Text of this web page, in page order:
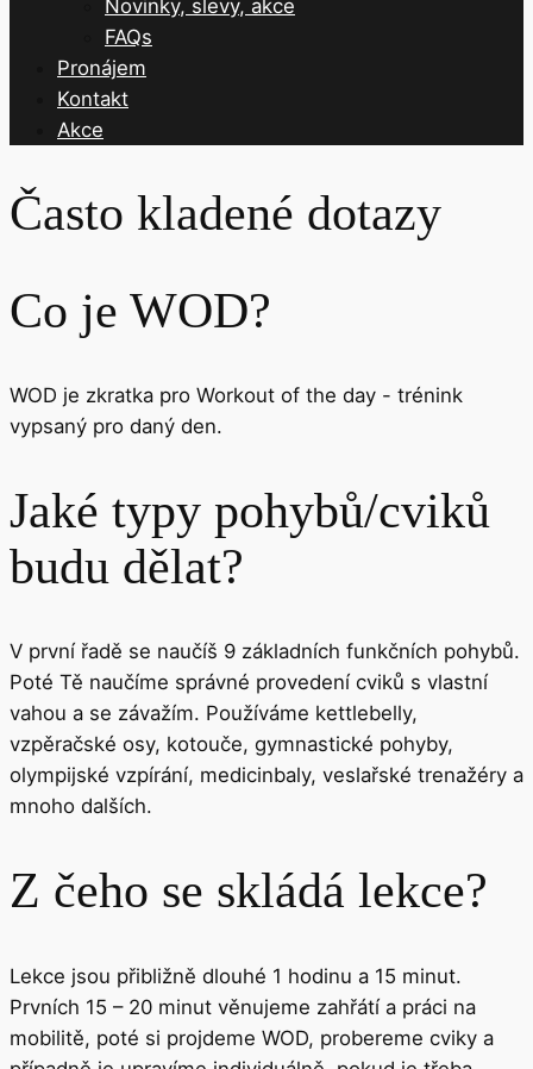
Novinky, slevy, akce
FAQs
Pronájem
Kontakt
Akce
Často kladené dotazy
Co je WOD?
WOD je zkratka pro Workout of the day - trénink
vypsaný pro daný den.
Jaké typy pohybů/cviků
budu dělat?
V první řadě se naučíš 9 základních funkčních pohybů.
Poté Tě naučíme správné provedení cviků s vlastní
vahou a se závažím. Používáme kettlebelly,
vzpěračské osy, kotouče, gymnastické pohyby,
olympijské vzpírání, medicinbaly, veslařské trenažéry a
mnoho dalších.
Z čeho se skládá lekce?
Lekce jsou přibližně dlouhé 1 hodinu a 15 minut.
Prvních 15 – 20 minut věnujeme zahřátí a práci na
mobilitě, poté si projdeme WOD, probereme cviky a